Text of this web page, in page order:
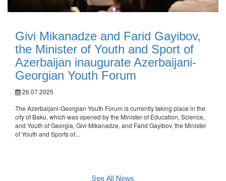
Givi Mikanadze and Farid Gayibov,
the Minister of Youth and Sport of
Azerbaijan inaugurate Azerbaijani-
Georgian Youth Forum
26.07.2025
The Azerbaijani-Georgian Youth Forum is currently taking place in the
city of Baku, which was opened by the Minister of Education, Science,
and Youth of Georgia, Givi Mikanadze, and Farid Gayibov, the Minister
of Youth and Sports of...
See All News